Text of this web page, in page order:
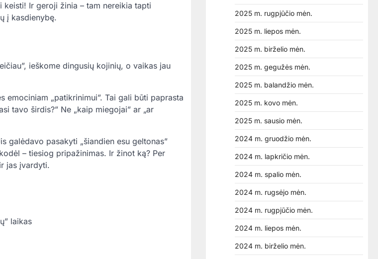
Ir geroji žinia – tam nereikia tapti
į kasdienybę.
ieškome dingusių kojinių, o vaikas jau
emociniam „patikrinimui”. Tai gali būti paprasta
tavo širdis?” Ne „kaip miegojai” ar „ar
galėdavo pasakyti „šiandien esu geltonas”
– tiesiog pripažinimas. Ir žinot ką? Per
jas įvardyti.
laikas
2025 m. rugpjūčio mėn.
2025 m. liepos mėn.
2025 m. birželio mėn.
2025 m. gegužės mėn.
2025 m. balandžio mėn.
2025 m. kovo mėn.
2025 m. sausio mėn.
2024 m. gruodžio mėn.
2024 m. lapkričio mėn.
2024 m. spalio mėn.
2024 m. rugsėjo mėn.
2024 m. rugpjūčio mėn.
2024 m. liepos mėn.
2024 m. birželio mėn.